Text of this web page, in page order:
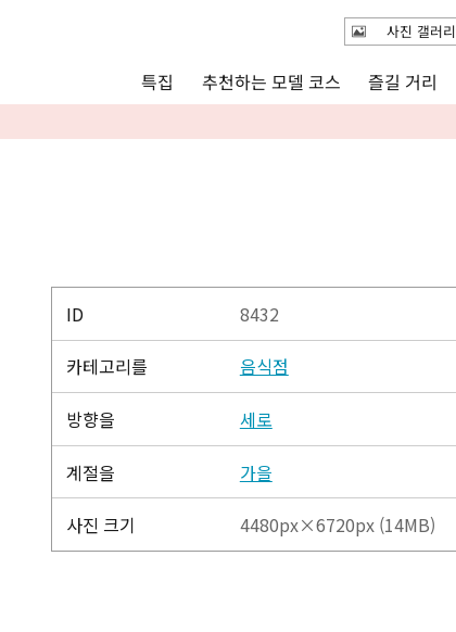
추천하는 모델 코스
관광
简体中文
사진 갤러리
ID 8432
카테고리를 음식점
방향을 세로
계절을 가을
사진 크기 4480px×6720px (14MB)
특집 추천하는 모델 코스 즐길 거리
사진 갤러리